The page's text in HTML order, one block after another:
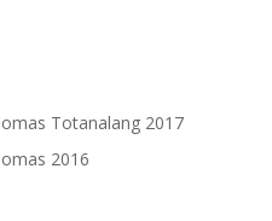
Totanalang 2017
2016